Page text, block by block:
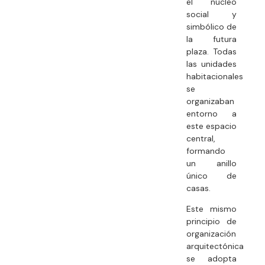
social y
simbólico de
la futura
plaza. Todas
las unidades
habitacionales
se
organizaban
entorno a
este espacio
central,
formando
un anillo
único de
casas.
Este mismo
principio de
organización
arquitectónica
se adopta